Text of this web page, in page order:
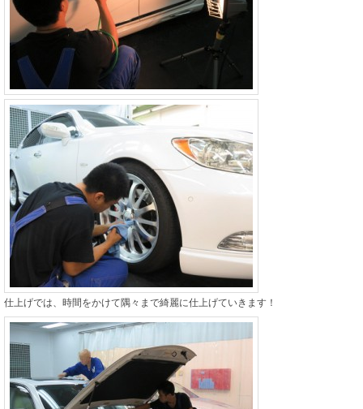
仕上げでは、時間をかけて隅々まで綺麗に仕上げていきます！